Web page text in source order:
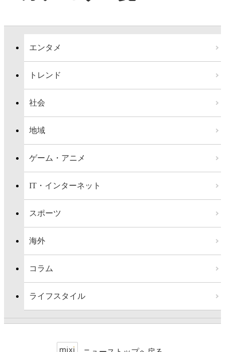
エンタメ
トレンド
社会
地域
ゲーム・アニメ
IT・インターネット
スポーツ
海外
コラム
ライフスタイル